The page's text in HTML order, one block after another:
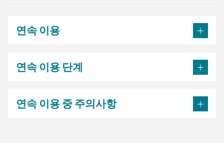
연속 이용
연속 이용 단계
연속 이용 중 주의사항